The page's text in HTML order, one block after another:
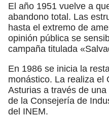
El año 1951 vuelve a
abandono total. Las
hasta el extremo de
opinión pública se
campaña titulada
En 1986 se inicia la
monástico. La realiza el
Asturias a través de
de la Consejería de
del INEM.